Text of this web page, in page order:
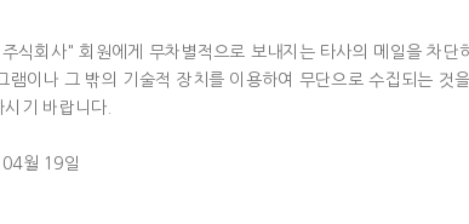
식회사" 회원에게 무차별적으로 보내지는 타사의 메일을 차
램이나 그 밖의 기술적 장치를 이용하여 무단으로 수집되는 것
기 바랍니다.
월 19일